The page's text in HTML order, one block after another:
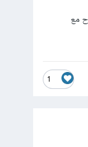
مع
1